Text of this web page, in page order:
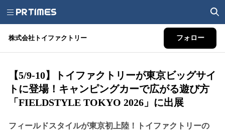
株式会社トイファクトリー フォロー
【5/9-10】トイファクトリーが東京ビッグサイ
トに登場！キャンピングカーで広がる遊び方
「FIELDSTYLE TOKYO 2026」に出展
フィールドスタイルが東京初上陸！トイファクトリーの